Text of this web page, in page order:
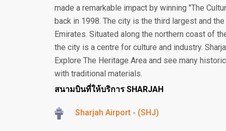
made a remarkable impact by winning "The
back in 1998. The city is the third largest and
Emirates. Situated along the northern coast of
the city is a centre for culture and industry.
Explore The Heritage Area and see many
with traditional materials.
สนามบินที่ให้บริการ SHARJAH
Sharjah Airport - (SHJ)